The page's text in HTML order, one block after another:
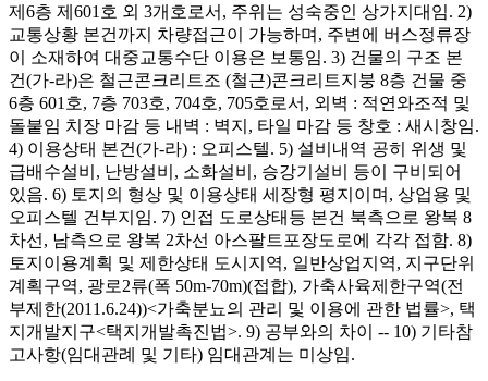
제6층 제601호 외 3개호로서, 주위는 성숙중인 상가지대임. 2)
교통상황 본건까지 차량접근이 가능하며, 주변에 버스정류장
이 소재하여 대중교통수단 이용은 보통임. 3) 건물의 구조 본
건(가-라)은 철근콘크리트조 (철근)콘크리트지붕 8층 건물 중
6층 601호, 7층 703호, 704호, 705호로서, 외벽 : 적연와조적 및
돌붙임 치장 마감 등 내벽 : 벽지, 타일 마감 등 창호 : 새시창임.
4) 이용상태 본건(가-라) : 오피스텔. 5) 설비내역 공히 위생 및
급배수설비, 난방설비, 소화설비, 승강기설비 등이 구비되어
있음. 6) 토지의 형상 및 이용상태 세장형 평지이며, 상업용 및
오피스텔 건부지임. 7) 인접 도로상태등 본건 북측으로 왕복 8
차선, 남측으로 왕복 2차선 아스팔트포장도로에 각각 접함. 8)
토지이용계획 및 제한상태 도시지역, 일반상업지역, 지구단위
계획구역, 광로2류(폭 50m-70m)(접합), 가축사육제한구역(전
부제한(2011.6.24))<가축분뇨의 관리 및 이용에 관한 법률>, 택
지개발지구<택지개발촉진법>. 9) 공부와의 차이 -- 10) 기타참
고사항(임대관례 및 기타) 임대관계는 미상임.